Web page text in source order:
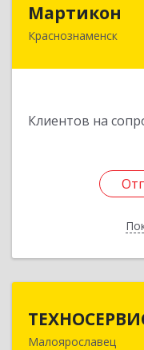
Мартикон
Краснознаменск
Клиентов на
143090,
Малоярославец
249094,